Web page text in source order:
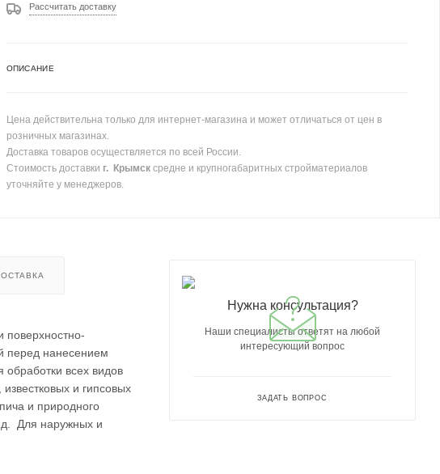
Рассчитать доставку
ОПИСАНИЕ
Цена действительна только для интернет-магазина и может отличаться от цен в
розничных магазинах.
Доставка товаров осуществляется по всей России.
Стоимость доставки г. Крымсксредне и крупногабаритных стройматериалов
уточняйте у менеджеров.
поверхностно-
перед нанесением
всех видов
и гипсовых
и природного
Для наружных и
Нужна консультация?
Наши специалисты ответят на любой
интересующий вопрос
ЗАДАТЬ ВОПРОС